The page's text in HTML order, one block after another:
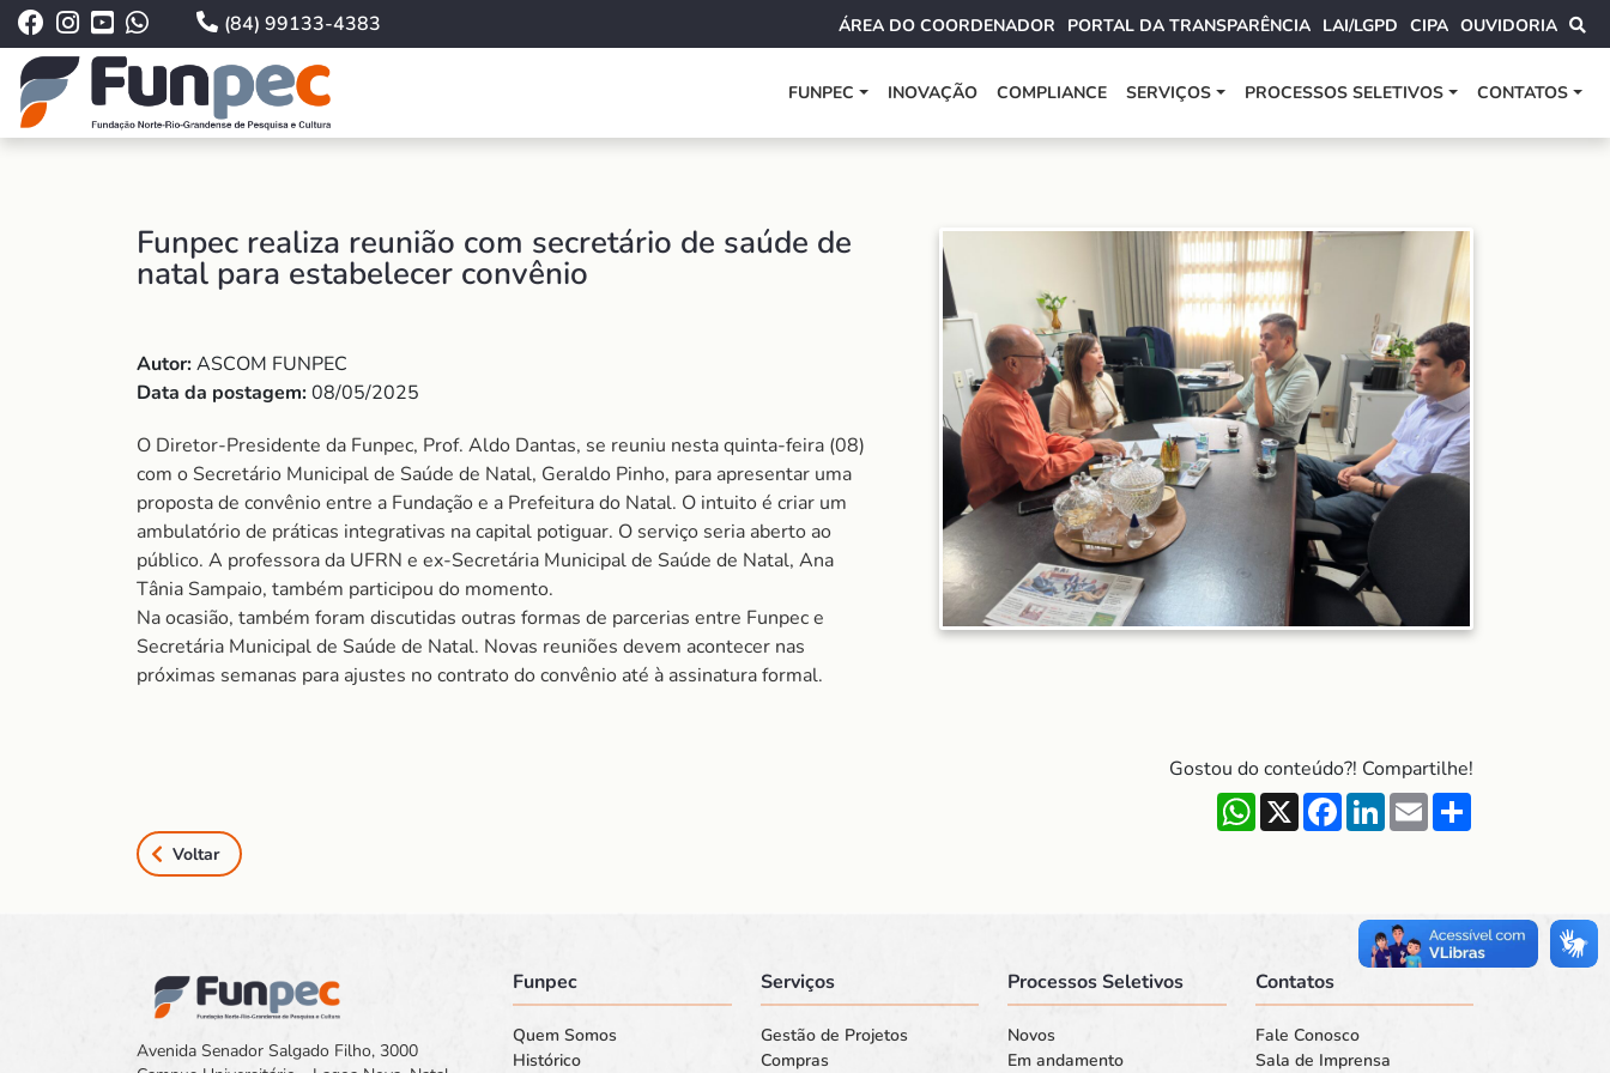
(84) 99133-4383 ÁREA DO COORDENADOR PORTAL DA TRANSPARÊNCIA LAI/LGPD CIPA OUVIDORIA
FUNPEC INOVAÇÃO COMPLIANCE SERVIÇOS PROCESSOS SELETIVOS CONTATOS
Funpec realiza reunião com secretário de saúde de
natal para estabelecer convênio
Autor:ASCOM FUNPEC
Data da postagem:08/05/2025
O Diretor-Presidente da Funpec, Prof. Aldo Dantas, se reuniu nesta quinta-feira (08)
com o Secretário Municipal de Saúde de Natal, Geraldo Pinho, para apresentar uma
proposta de convênio entre a Fundação e a Prefeitura do Natal. O intuito é criar um
ambulatório de práticas integrativas na capital potiguar. O serviço seria aberto ao
público. A professora da UFRN e ex-Secretária Municipal de Saúde de Natal, Ana
Tânia Sampaio, também participou do momento.
Na ocasião, também foram discutidas outras formas de parcerias entre Funpec e
Secretária Municipal de Saúde de Natal. Novas reuniões devem acontecer nas
próximas semanas para ajustes no contrato do convênio até à assinatura formal.
Gostou do conteúdo?! Compartilhe!
WhatsApp
X Facebook
LinkedInEmail
Voltar
Avenida Senador Salgado Filho, 3000
Funpec
Quem Somos
Histórico
Serviços
Gestão de Projetos
Compras
Processos Seletivos
Novos
Em andamento
Contatos
Fale Conosco
Sala de Imprensa